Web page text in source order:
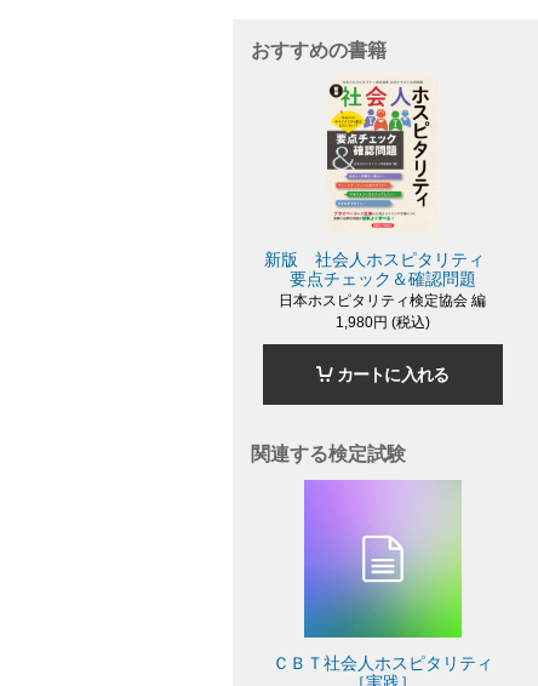
おすすめの書籍
新版 社会人ホスピタリティ
要点チェック＆確認問題
日本ホスピタリティ検定協会 編
1,980円 (税込)
カートに入れる
関連する検定試験
ＣＢＴ社会人ホスピタリティ